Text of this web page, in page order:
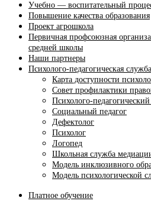
Учебно — воспитательный
Повышение качества образования
Проект агрошкола
Первичная профсоюзная
средней школы
Наши партнеры
Психолого-педагогическая
Карта доступности
Совет профилактики
Психолого-
Социальный педагог
Дефектолог
Психолог
Логопед
Школьная служба
Модель инклюзивного
Модель психологической
Платное обучение